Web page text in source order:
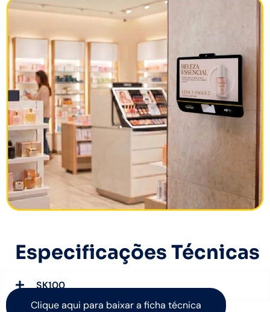
Especificações Técnicas
SK100
Clique aqui para baixar a ficha técnica